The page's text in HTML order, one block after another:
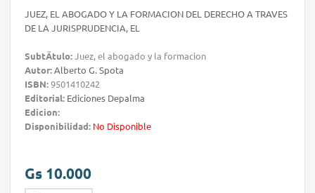
JUEZ, EL ABOGADO Y LA FORMACION DEL DERECHO A TRAVES
DE LA JURISPRUDENCIA, EL
SubtÃ­tulo:Juez, el abogado y la formacion
Autor:Alberto G. Spota
ISBN:9501410242
Editorial: Ediciones Depalma
Edicion:
Disponibilidad: No Disponible
Gs 10.000